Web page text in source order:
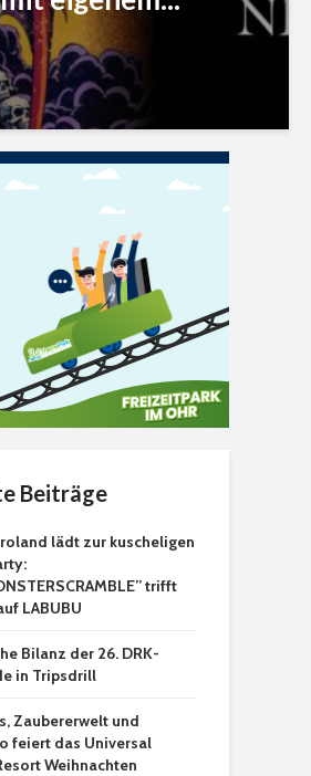
Beiträge
lädt zur kuscheligen
trifft
LABUBU
Bilanz der 26. DRK-
in Tripsdrill
Zaubererwelt und
feiert das Universal
Weihnachten